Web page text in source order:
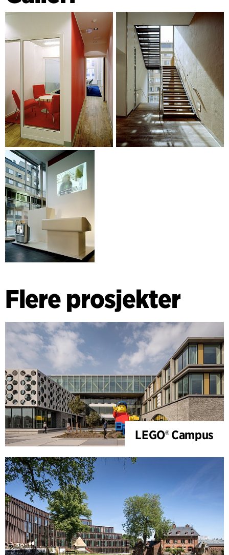
Flere prosjekter
LEGO® Campus